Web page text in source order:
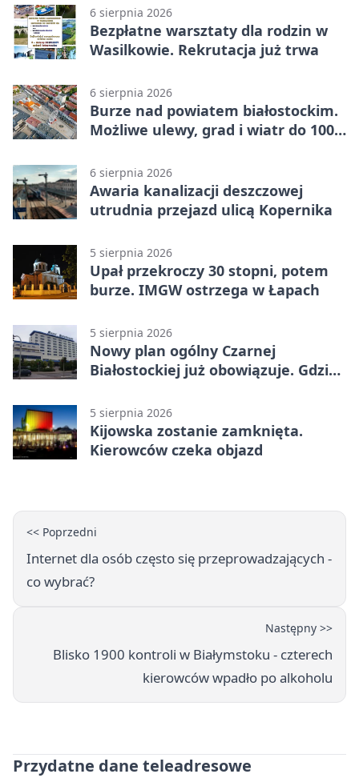
6 sierpnia 2026
Bezpłatne warsztaty dla rodzin w
Wasilkowie. Rekrutacja już trwa
6 sierpnia 2026
Burze nad powiatem białostockim.
Możliwe ulewy, grad i wiatr do 100
6 sierpnia 2026
Awaria kanalizacji deszczowej
utrudnia przejazd ulicą Kopernika
5 sierpnia 2026
Upał przekroczy 30 stopni, potem
burze. IMGW ostrzega w Łapach
5 sierpnia 2026
Nowy plan ogólny Czarnej
Białostockiej już obowiązuje. Gdzie
5 sierpnia 2026
Kijowska zostanie zamknięta.
Kierowców czeka objazd
<< Poprzedni
Internet dla osób często się przeprowadzających -
co wybrać?
Następny >>
Blisko 1900 kontroli w Białymstoku - czterech
kierowców wpadło po alkoholu
Przydatne dane teleadresowe